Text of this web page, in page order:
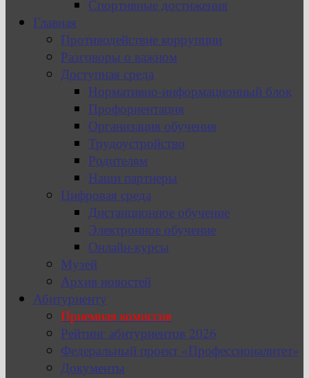
Спортивные достижения
Главная
Противодействие коррупции
Разговоры о важном
Доступная среда
Нормативно-информационный блок
Профориентация
Организация обучения
Трудоустройство
Родителям
Наши партнеры
Цифровая среда
Дистанционное обучение
Электронное обучение
Онлайн-курсы
Музей
Архив новостей
Абитуриенту
Приемная комиссия
Рейтинг абитуриентов 2026
Федеральный проект «Профессионалитет»
Документы